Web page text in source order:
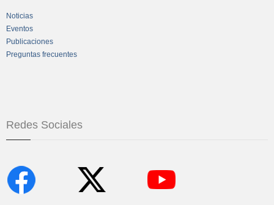
Noticias
Eventos
Publicaciones
Preguntas frecuentes
Redes Sociales